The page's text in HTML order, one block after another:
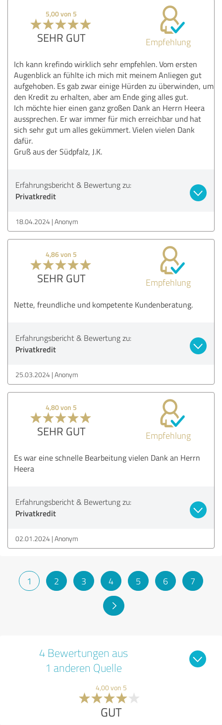
5,00 von 5
SEHR GUT Empfehlung
Ich kann krefindo wirklich sehr empfehlen. Vom ersten
Augenblick an fühlte ich mich mit meinem Anliegen gut
aufgehoben. Es gab zwar einige Hürden zu überwinden, um
den Kredit zu erhalten, aber am Ende ging alles gut.
Ich möchte hier einen ganz großen Dank an Herrn Heera
aussprechen. Er war immer für mich erreichbar und hat
sich sehr gut um alles gekümmert. Vielen vielen Dank
dafür.
Gruß aus der Südpfalz, J.K.
Erfahrungsbericht & Bewertung zu:
Privatkredit
18.04.2024 Anonym
4,86 von 5
SEHR GUT Empfehlung
Nette, freundliche und kompetente Kundenberatung.
Erfahrungsbericht & Bewertung zu:
Privatkredit
25.03.2024 Anonym
4,80 von 5
SEHR GUT Empfehlung
Es war eine schnelle Bearbeitung vielen Dank an Herrn
Heera
Erfahrungsbericht & Bewertung zu:
Privatkredit
02.01.2024 Anonym
1 2 3 4 5 6 7
4 Bewertungen aus
1 anderen Quelle
4,00 von 5
GUT